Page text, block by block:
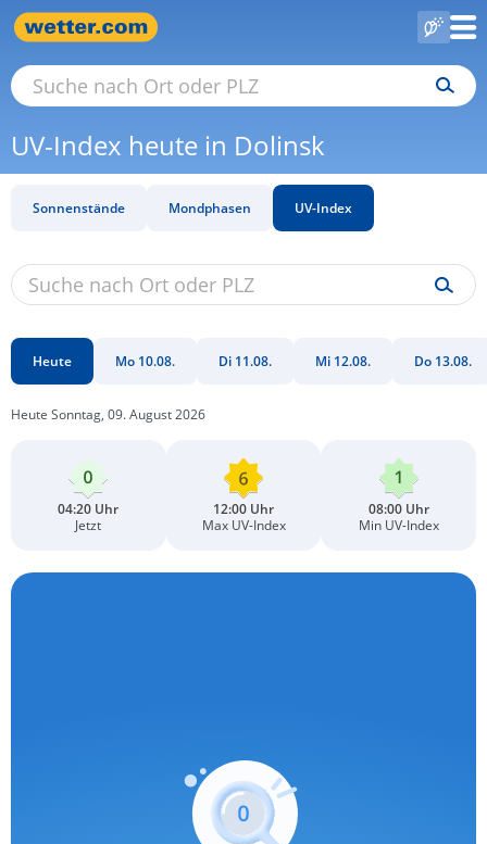
UV-Index heute in Dolinsk
Sonnenstände Mondphasen UV-Index
Heute Mo 10.08. Di 11.08. Mi 12.08. Do 13.08.
Heute Sonntag, 09. August 2026
04:20 Uhr
Jetzt
12:00 Uhr
Max UV-Index
08:00 Uhr
Min UV-Index